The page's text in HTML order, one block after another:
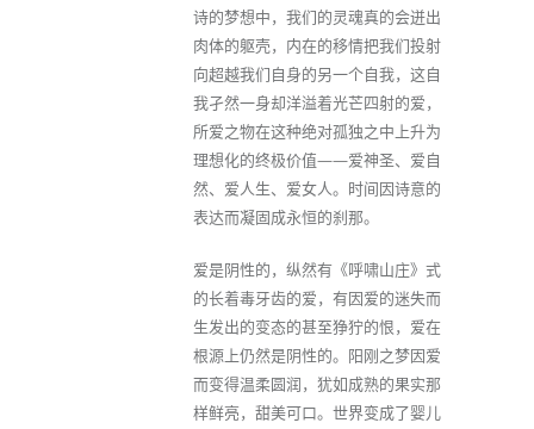
诗的梦想中，我们的灵魂真的会迸出
肉体的躯壳，内在的移情把我们投射
向超越我们自身的另一个自我，这自
我孑然一身却洋溢着光芒四射的爱，
所爱之物在这种绝对孤独之中上升为
理想化的终极价值——爱神圣、爱自
然、爱人生、爱女人。时间因诗意的
表达而凝固成永恒的刹那。
爱是阴性的，纵然有《呼啸山庄》式
的长着毒牙齿的爱，有因爱的迷失而
生发出的变态的甚至狰狞的恨，爱在
根源上仍然是阴性的。阳刚之梦因爱
而变得温柔圆润，犹如成熟的果实那
样鲜亮，甜美可口。世界变成了婴儿